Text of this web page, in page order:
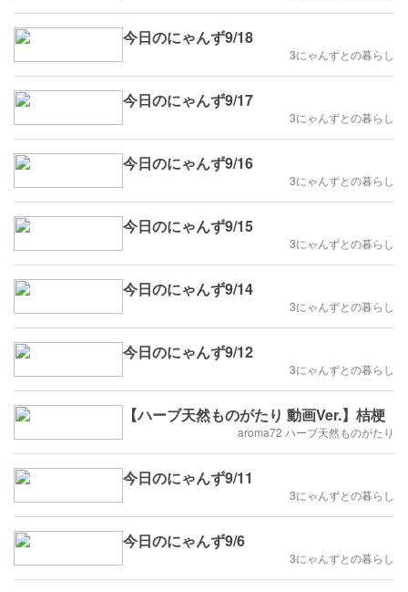
今日のにゃんず9/18
3にゃんずとの暮らし
今日のにゃんず9/17
3にゃんずとの暮らし
今日のにゃんず9/16
3にゃんずとの暮らし
今日のにゃんず9/15
3にゃんずとの暮らし
今日のにゃんず9/14
3にゃんずとの暮らし
今日のにゃんず9/12
3にゃんずとの暮らし
【ハーブ天然ものがたり 動画Ver.】桔梗
aroma72 ハーブ天然ものがたり
今日のにゃんず9/11
3にゃんずとの暮らし
今日のにゃんず9/6
3にゃんずとの暮らし